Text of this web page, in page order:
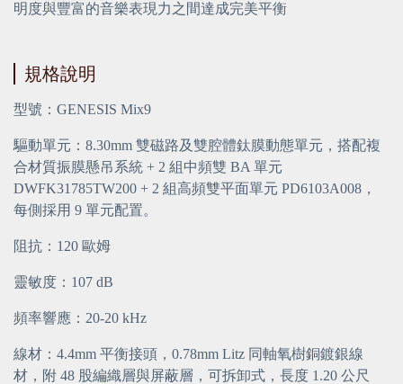
明度與豐富的音樂表現力之間達成完美平衡
規格說明
型號：GENESIS Mix9
驅動單元：8.30mm 雙磁路及雙腔體鈦膜動態單元，搭配複
合材質振膜懸吊系統 + 2 組中頻雙 BA 單元
DWFK31785TW200 + 2 組高頻雙平面單元 PD6103A008，
每側採用 9 單元配置。
阻抗：120 歐姆
靈敏度：107 dB
頻率響應：20-20 kHz
線材：4.4mm 平衡接頭，0.78mm Litz 同軸氧樹銅鍍銀線
材，附 48 股編織層與屏蔽層，可拆卸式，長度 1.20 公尺